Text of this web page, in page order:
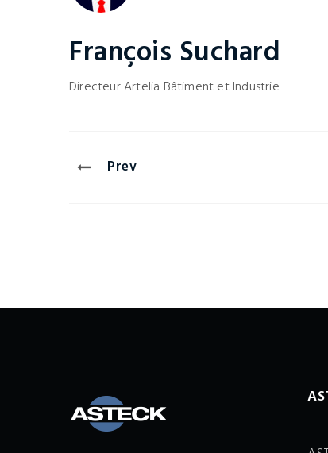
François Suchard
Directeur Artelia Bâtiment et Industrie
Prev